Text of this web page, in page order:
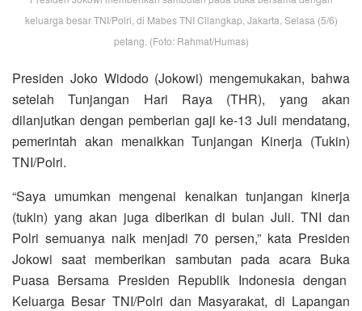
keluarga besar TNI/Polri, di Mabes TNI Cilangkap, Jakarta, Selasa (5/6)
petang. (Foto: Rahmat/Humas)
Presiden Joko Widodo (Jokowi) mengemukakan, bahwa
setelah Tunjangan Hari Raya (THR), yang akan
dilanjutkan dengan pemberian gaji ke-13 Juli mendatang,
pemerintah akan menaikkan Tunjangan Kinerja (Tukin)
TNI/Polri.
“Saya umumkan mengenai kenaikan tunjangan kinerja
(tukin) yang akan juga diberikan di bulan Juli. TNI dan
Polri semuanya naik menjadi 70 persen,” kata Presiden
Jokowi saat memberikan sambutan pada acara Buka
Puasa Bersama Presiden Republik Indonesia dengan
Keluarga Besar TNI/Polri dan Masyarakat, di Lapangan